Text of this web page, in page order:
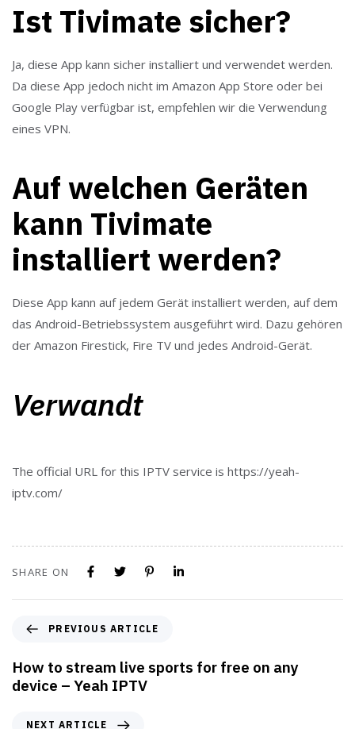
Ist Tivimate sicher?
Ja, diese App kann sicher installiert und verwendet werden.
Da diese App jedoch nicht im Amazon App Store oder bei
Google Play verfügbar ist, empfehlen wir die Verwendung
eines VPN.
Auf welchen Geräten
kann Tivimate
installiert werden?
Diese App kann auf jedem Gerät installiert werden, auf dem
das Android-Betriebssystem ausgeführt wird. Dazu gehören
der Amazon Firestick, Fire TV und jedes Android-Gerät.
Verwandt
The official URL for this IPTV service is https://yeah-
iptv.com/
SHARE ON
PREVIOUS ARTICLE
How to stream live sports for free on any
device – Yeah IPTV
NEXT ARTICLE